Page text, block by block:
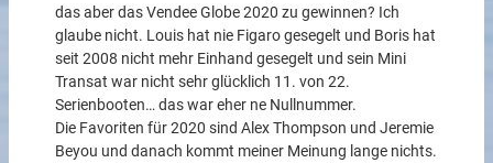
das aber das Vendee Globe 2020 zu gewinnen? Ich
glaube nicht. Louis hat nie Figaro gesegelt und Boris hat
seit 2008 nicht mehr Einhand gesegelt und sein Mini
Transat war nicht sehr glücklich 11. von 22.
Serienbooten… das war eher ne Nullnummer.
Die Favoriten für 2020 sind Alex Thompson und Jeremie
Beyou und danach kommt meiner Meinung lange nichts.